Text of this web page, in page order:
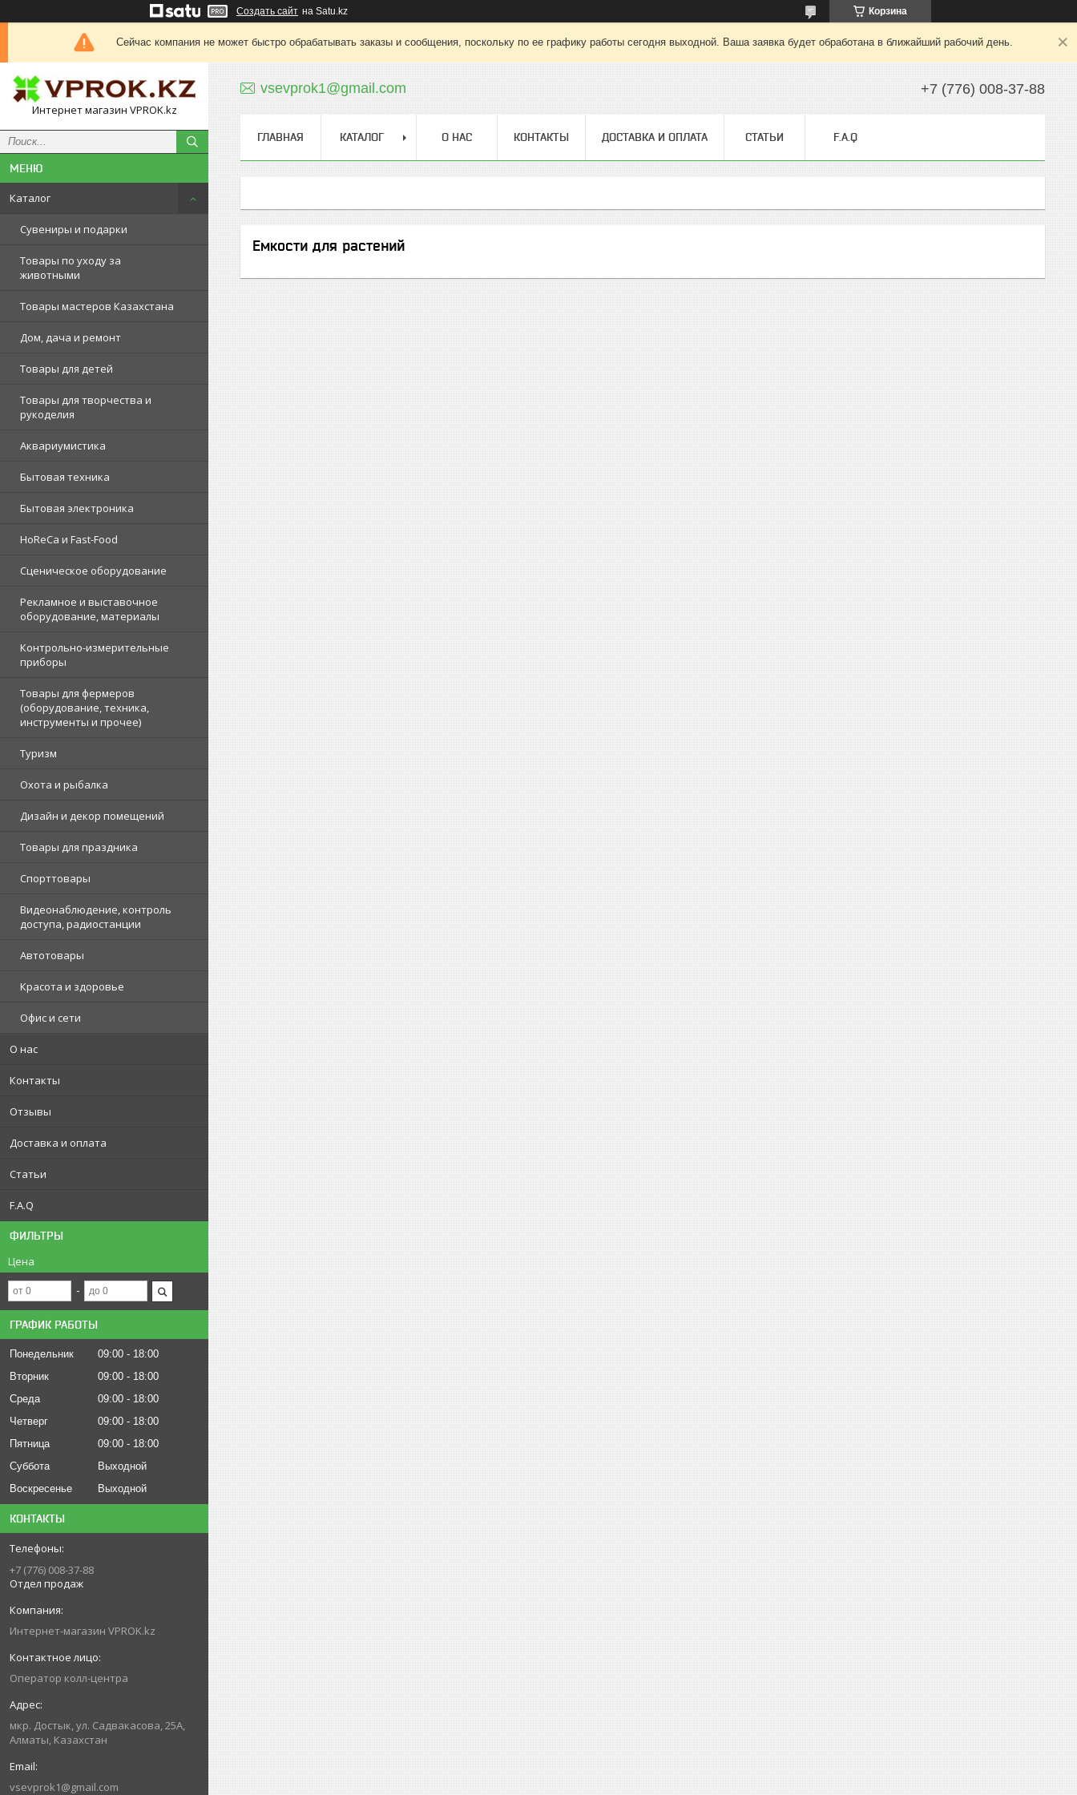
Создать сайт на Satu.kz Корзина
Сейчас компания не может быстро обрабатывать заказы и сообщения, поскольку по ее графику работы сегодня выходной. Ваша заявка будет обработана в ближайший рабочий день.
Интернет магазин VPROK.kz
Каталог
Сувениры и подарки
Товары по уходу за
животными
Товары мастеров Казахстана
Дом, дача и ремонт
Товары для детей
Товары для творчества и
рукоделия
Аквариумистика
Бытовая техника
Бытовая электроника
HoReCa и Fast-Food
Сценическое оборудование
Рекламное и выставочное
оборудование, материалы
Контрольно-измерительные
приборы
Товары для фермеров
(оборудование, техника,
инструменты и прочее)
Туризм
Охота и рыбалка
Дизайн и декор помещений
Товары для праздника
Спорттовары
Видеонаблюдение, контроль
доступа, радиостанции
Автотовары
Красота и здоровье
Офис и сети
О нас
Контакты
Отзывы
Доставка и оплата
Статьи
F.A.Q
ФИЛЬТРЫ
Цена
ГРАФИК РАБОТЫ
Понедельник 09:00
18:00
Вторник
09:00
18:00
Среда
09:00
18:00
Четверг
09:00
18:00
Пятница
09:00
18:00
Суббота
Выходной
Воскресенье
Выходной
КОНТАКТЫ
+7 (776) 008-37-88
Отдел продаж
Интернет-магазин VPROK.kz
Оператор колл-центра
мкр. Достык, ул. Садвакасова, 25А,
Алматы, Казахстан
vsevprok1@gmail.com
vsevprok1@gmail.com +7 (776) 008-37-88
ГЛАВНАЯ КАТАЛОГ О НАС КОНТАКТЫ ДОСТАВКА И ОПЛАТА СТАТЬИ F.A.Q
Емкости для растений